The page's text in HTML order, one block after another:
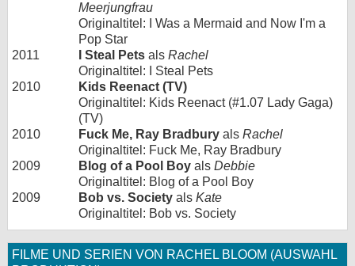
Meerjungfrau
Originaltitel: I Was a Mermaid and Now I'm a
Pop Star
2011
I Steal Pets als Rachel
Originaltitel: I Steal Pets
2010
Kids Reenact (TV)
Originaltitel: Kids Reenact (#1.07 Lady Gaga)
(TV)
2010
Fuck Me, Ray Bradbury als Rachel
Originaltitel: Fuck Me, Ray Bradbury
2009
Blog of a Pool Boy als Debbie
Originaltitel: Blog of a Pool Boy
2009
Bob vs. Society als Kate
Originaltitel: Bob vs. Society
FILME UND SERIEN VON RACHEL BLOOM (AUSWAHL